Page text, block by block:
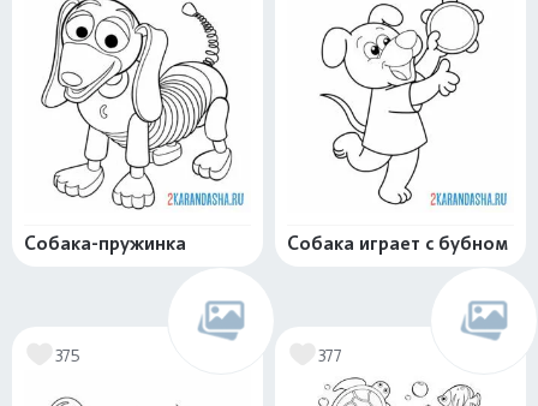
Собака-пружинка Собака играет с бубном
375 377